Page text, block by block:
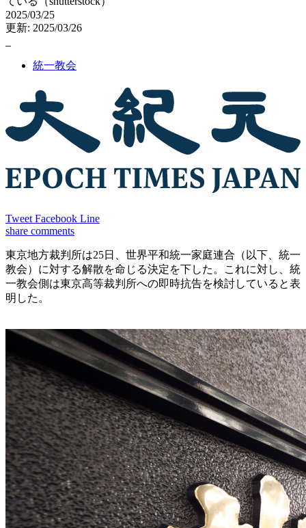
2025/03/25
更新: 2025/03/26
統一教会
Tweet Facebook Line
share comments
東京地方裁判所は25日、世界平和統一家庭連合（以下、統一
教会）に対する解散を命じる決定を下した。これに対し、統
一教会側は東京高等裁判所への即時抗告を検討していると表
明した。